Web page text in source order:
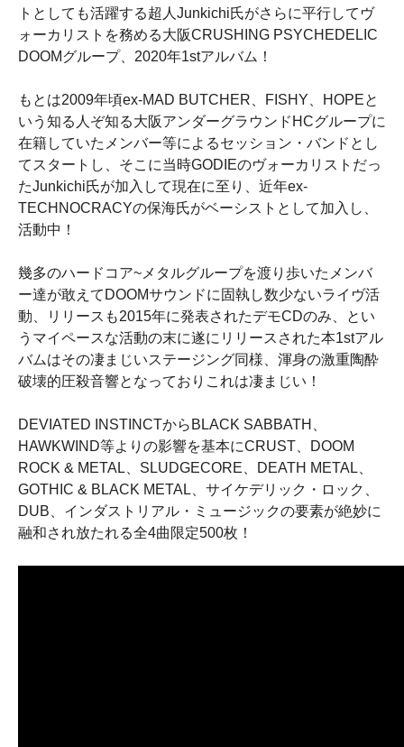
トとしても活躍する超人Junkichi氏がさらに平行してヴ
ォーカリストを務める大阪CRUSHING PSYCHEDELIC
DOOMグループ、2020年1stアルバム！
もとは2009年頃ex-MAD BUTCHER、FISHY、HOPEと
いう知る人ぞ知る大阪アンダーグラウンドHCグループに
在籍していたメンバー等によるセッション・バンドとし
てスタートし、そこに当時GODIEのヴォーカリストだっ
たJunkichi氏が加入して現在に至り、近年ex-
TECHNOCRACYの保海氏がベーシストとして加入し、
活動中！
幾多のハードコア~メタルグループを渡り歩いたメンバ
ー達が敢えてDOOMサウンドに固執し数少ないライヴ活
動、リリースも2015年に発表されたデモCDのみ、とい
うマイペースな活動の末に遂にリリースされた本1stアル
バムはその凄まじいステージング同様、渾身の激重陶酔
破壊的圧殺音響となっておりこれは凄まじい！
DEVIATED INSTINCTからBLACK SABBATH、
HAWKWIND等よりの影響を基本にCRUST、DOOM
ROCK & METAL、SLUDGECORE、DEATH METAL、
GOTHIC & BLACK METAL、サイケデリック・ロック、
DUB、インダストリアル・ミュージックの要素が絶妙に
融和され放たれる全4曲限定500枚！